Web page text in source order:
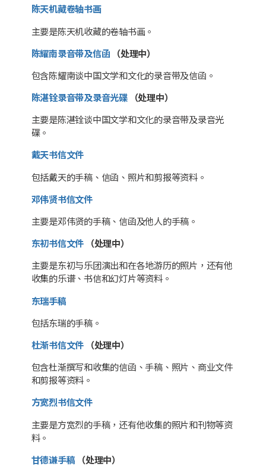
陈天机藏卷轴书画
主要是陈天机收藏的卷轴书画。
陈耀南录音带及信函 （处理中）
包含陈耀南谈中国文学和文化的录音带及信函。
陈湛铨录音带及录音光碟（处理中）
主要是陈湛铨谈中国文学和文化的录音带及录音光
碟。
戴天书信文件
包括戴天的手稿、信函、照片和剪报等资料。
邓伟贤书信文件
主要是邓伟贤的手稿、信函及他人的手稿。
东初书信文件 （处理中）
主要是东初与乐团演出和在各地游历的照片，还有他
收集的乐谱、书信和幻灯片等资料。
东瑞手稿
包括东瑞的手稿。
杜渐书信文件 （处理中）
包含杜渐撰写和收集的信函、手稿、照片、商业文件
和剪报等资料。
方宽烈书信文件
主要是方宽烈的手稿，还有他收集的照片和刊物等资
料。
甘德谦手稿 （处理中）